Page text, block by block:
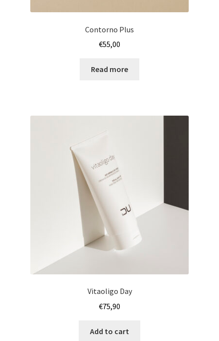
Contorno Plus
€55,00
Read more
Vitaoligo Day
€75,90
Add to cart